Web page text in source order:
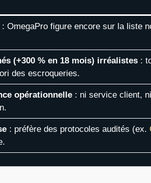
OmegaPro figure encore sur la liste
(+300 % en 18 mois) irréalistes:
des escroqueries.
opérationnelle: ni service client,
: préfère des protocoles audités (ex.